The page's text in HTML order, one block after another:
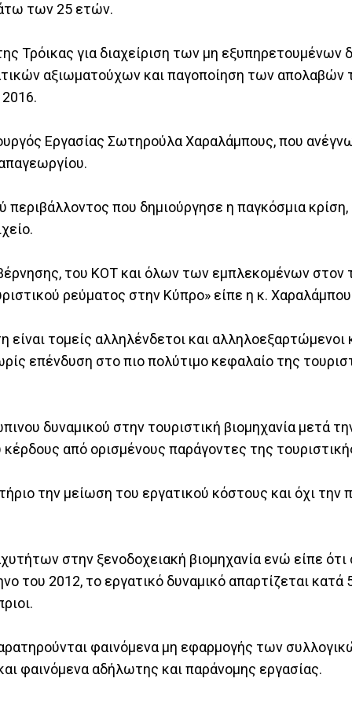
των 25 ετών.
Τρόικας για διαχείριση των μη εξυπηρετουμένων
αξιωματούχων και παγοποίηση των
Εργασίας Σωτηρούλα Χαραλάμπους, που
που δημιούργησε η παγκόσμια κρίση,
του ΚΟΤ και όλων των εμπλεκομένων στον
ρεύματος στην Κύπρο» είπε η κ.
τομείς αλληλένδετοι και αλληλοεξαρτώμενοι
επένδυση στο πιο πολύτιμο κεφαλαίο της
δυναμικού στην τουριστική βιομηχανία μετά
από ορισμένους παράγοντες της
την μείωση του εργατικού κόστους και όχι την
στην ξενοδοχειακή βιομηχανία ενώ είπε ότι
του 2012, το εργατικό δυναμικό απαρτίζεται κατά
φαινόμενα μη εφαρμογής των
φαινόμενα αδήλωτης και παράνομης εργασίας.